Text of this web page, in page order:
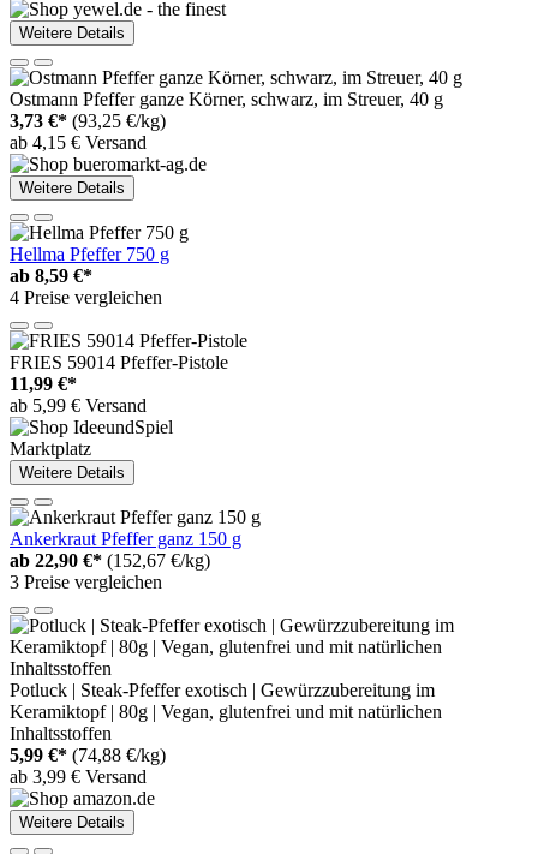
Weitere Details
Ostmann Pfeffer ganze Körner, schwarz, im Streuer, 40 g
3,73 €* (93,25 €/kg)
ab 4,15 € Versand
Weitere Details
Hellma Pfeffer 750 g
ab 8,59 €*
4 Preise vergleichen
FRIES 59014 Pfeffer-Pistole
11,99 €*
ab 5,99 € Versand
Marktplatz
Weitere Details
Ankerkraut Pfeffer ganz 150 g
ab 22,90 €* (152,67 €/kg)
3 Preise vergleichen
Potluck | Steak-Pfeffer exotisch | Gewürzzubereitung im
Keramiktopf | 80g | Vegan, glutenfrei und mit natürlichen
Inhaltsstoffen
5,99 €* (74,88 €/kg)
ab 3,99 € Versand
Weitere Details